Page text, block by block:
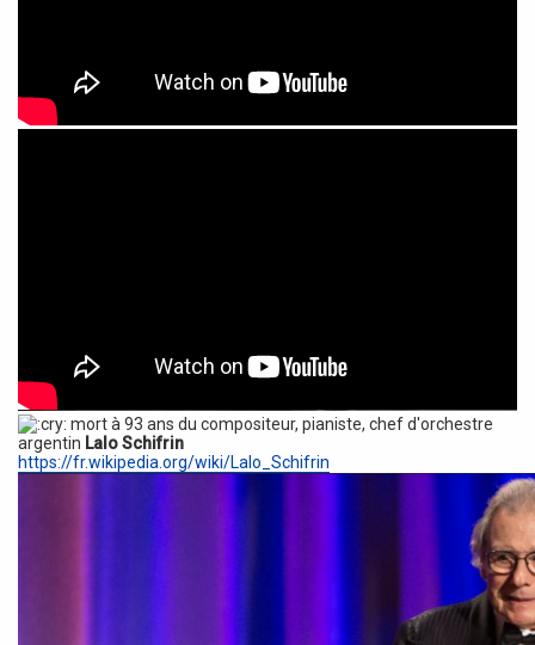
mort à 93 ans du compositeur, pianiste, chef d'orchestre
argentin Lalo Schifrin
https://fr.wikipedia.org/wiki/Lalo_Schifrin